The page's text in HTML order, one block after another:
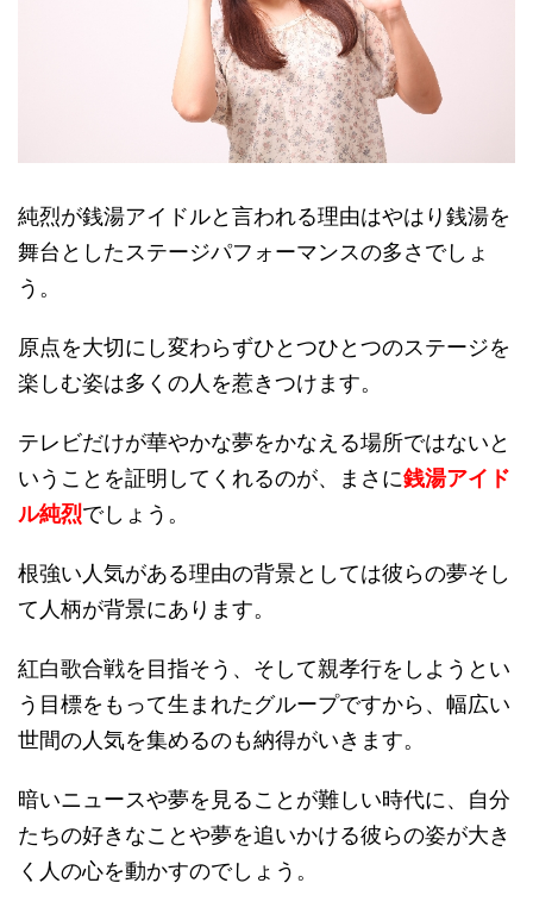
純烈が銭湯アイドルと言われる理由はやはり銭湯を
舞台としたステージパフォーマンスの多さでしょ
う。
原点を大切にし変わらずひとつひとつのステージを
楽しむ姿は多くの人を惹きつけます。
テレビだけが華やかな夢をかなえる場所ではないと
いうことを証明してくれるのが、まさに銭湯アイド
ル純烈でしょう。
根強い人気がある理由の背景としては彼らの夢そし
て人柄が背景にあります。
紅白歌合戦を目指そう、そして親孝行をしようとい
う目標をもって生まれたグループですから、幅広い
世間の人気を集めるのも納得がいきます。
暗いニュースや夢を見ることが難しい時代に、自分
たちの好きなことや夢を追いかける彼らの姿が大き
く人の心を動かすのでしょう。